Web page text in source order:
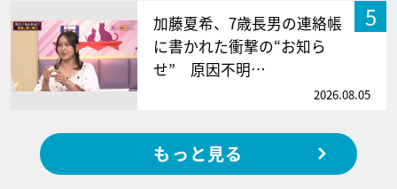
5
加藤夏希、7歳長男の連絡帳
に書かれた衝撃の“お知ら
せ” 原因不明…
2026.08.05
もっと見る